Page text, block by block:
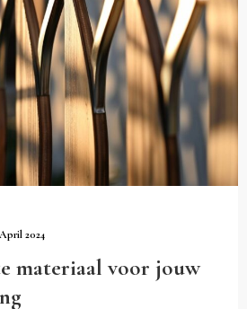
2024
materiaal voor jouw